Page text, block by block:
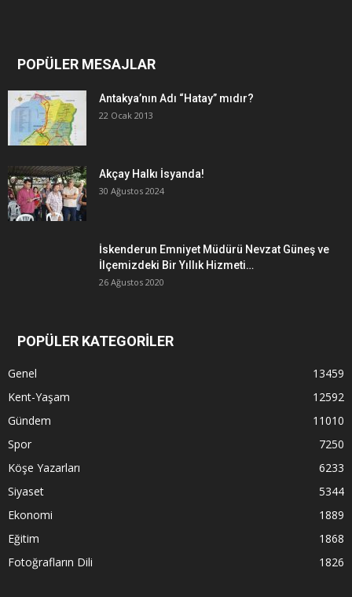
POPÜLER MESAJLAR
Antakya’nın Adı “Hatay” mıdır?
22 Ocak 2013
Akçay Halkı İsyanda!
30 Ağustos 2024
İskenderun Emniyet Müdürü Nevzat Güneş ve
İlçemizdeki Bir Yıllık Hizmeti…
26 Ağustos 2020
POPÜLER KATEGORİLER
Genel
13459
Kent-Yaşam
12592
Gündem
11010
Spor
7250
Köşe Yazarları
6233
Siyaset
5344
Ekonomi
1889
Eğitim
1868
Fotoğrafların Dili
1826